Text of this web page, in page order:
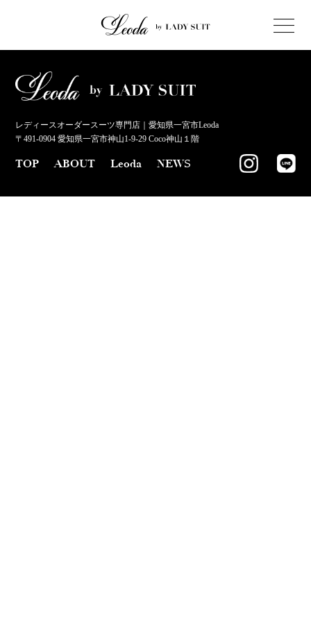
レディースオーダースーツ専門店｜愛知県一宮市Leoda
〒491-0904 愛知県一宮市神山1-9-29 Coco神山１階
TOP ABOUT Leoda NEWS